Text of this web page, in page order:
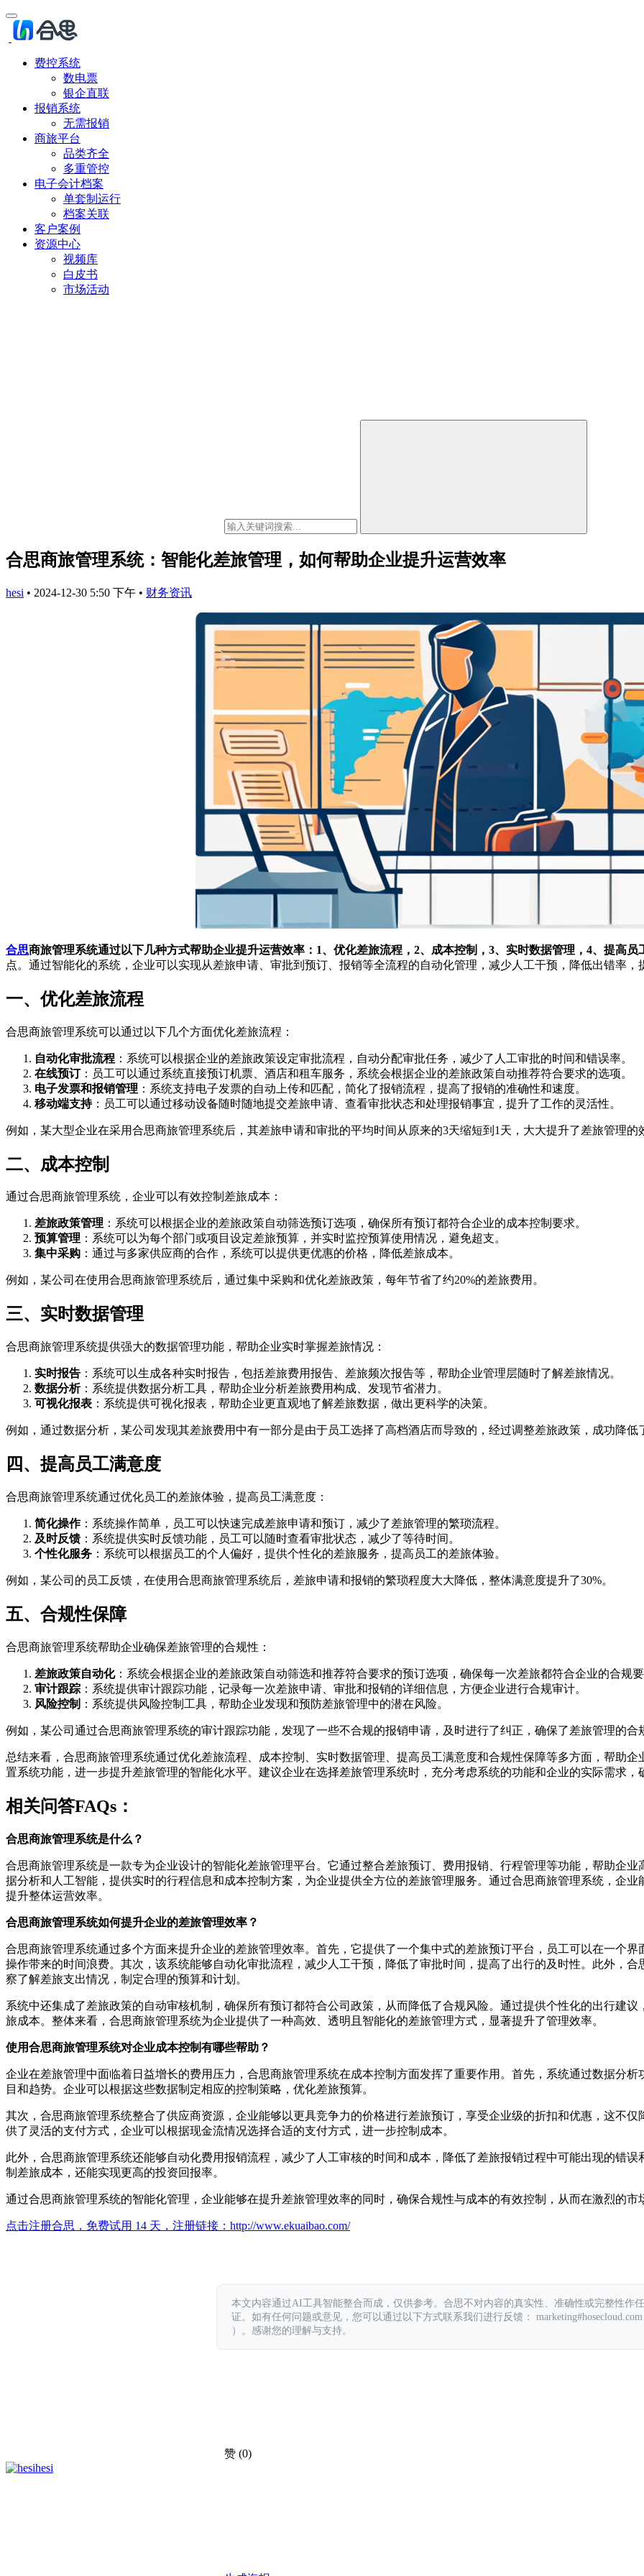
费控系统
数电票
银企直联
报销系统
无需报销
商旅平台
品类齐全
多重管控
电子会计档案
单套制运行
档案关联
客户案例
资源中心
视频库
白皮书
市场活动
合思商旅管理系统：智能化差旅管理，如何帮助企业提升运营效率
hesi • 2024-12-30 5:50 下午 • 财务资讯
合思商旅管理系统通过以下几种方式帮助企业提升运营效率：1、优化差旅流程，2、成本控制，3、实时数据管理，4、提高员
点。通过智能化的系统，企业可以实现从差旅申请、审批到预订、报销等全流程的自动化管理，减少人工干预，降低出错率，
一、优化差旅流程
合思商旅管理系统可以通过以下几个方面优化差旅流程：
自动化审批流程 ：系统可以根据企业的差旅政策设定审批流程，自动分配审批任务，减少了人工审批的时间和错误率。
在线预订：员工可以通过系统直接预订机票、酒店和租车服务，系统会根据企业的差旅政策自动推荐符合要求的选项。
电子发票和报销管理 ：系统支持电子发票的自动上传和匹配，简化了报销流程，提高了报销的准确性和速度。
移动端支持：员工可以通过移动设备随时随地提交差旅申请、查看审批状态和处理报销事宜，提升了工作的灵活性。
例如，某大型企业在采用合思商旅管理系统后，其差旅申请和审批的平均时间从原来的3天缩短到1天，大大提升了差旅管理的
二、成本控制
通过合思商旅管理系统，企业可以有效控制差旅成本：
差旅政策管理 ：系统可以根据企业的差旅政策自动筛选预订选项，确保所有预订都符合企业的成本控制要求。
预算管理 ：系统可以为每个部门或项目设定差旅预算，并实时监控预算使用情况，避免超支。
集中采购 ：通过与多家供应商的合作，系统可以提供更优惠的价格，降低差旅成本。
例如，某公司在使用合思商旅管理系统后，通过集中采购和优化差旅政策，每年节省了约20%的差旅费用。
三、实时数据管理
合思商旅管理系统提供强大的数据管理功能，帮助企业实时掌握差旅情况：
实时报告 ：系统可以生成各种实时报告，包括差旅费用报告、差旅频次报告等，帮助企业管理层随时了解差旅情况。
数据分析：系统提供数据分析工具，帮助企业分析差旅费用构成、发现节省潜力。
可视化报表 ：系统提供可视化报表，帮助企业更直观地了解差旅数据，做出更科学的决策。
例如，通过数据分析，某公司发现其差旅费用中有一部分是由于员工选择了高档酒店而导致的，经过调整差旅政策，成功降低
四、提高员工满意度
合思商旅管理系统通过优化员工的差旅体验，提高员工满意度：
简化操作：系统操作简单，员工可以快速完成差旅申请和预订，减少了差旅管理的繁琐流程。
及时反馈 ：系统提供实时反馈功能，员工可以随时查看审批状态，减少了等待时间。
个性化服务 ：系统可以根据员工的个人偏好，提供个性化的差旅服务，提高员工的差旅体验。
例如，某公司的员工反馈，在使用合思商旅管理系统后，差旅申请和报销的繁琐程度大大降低，整体满意度提升了30%。
五、合规性保障
合思商旅管理系统帮助企业确保差旅管理的合规性：
差旅政策自动化：系统会根据企业的差旅政策自动筛选和推荐符合要求的预订选项，确保每一次差旅都符合企业的合规
审计跟踪 ：系统提供审计跟踪功能，记录每一次差旅申请、审批和报销的详细信息，方便企业进行合规审计。
风险控制 ：系统提供风险控制工具，帮助企业发现和预防差旅管理中的潜在风险。
例如，某公司通过合思商旅管理系统的审计跟踪功能，发现了一些不合规的报销申请，及时进行了纠正，确保了差旅管理的合
总结来看，合思商旅管理系统通过优化差旅流程、成本控制、实时数据管理、提高员工满意度和合规性保障等多方面，帮助
置系统功能，进一步提升差旅管理的智能化水平。建议企业在选择差旅管理系统时，充分考虑系统的功能和企业的实际需求，
相关问答FAQs：
合思商旅管理系统是什么？
合思商旅管理系统是一款专为企业设计的智能化差旅管理平台。它通过整合差旅预订、费用报销、行程管理等功能，帮助企
据分析和人工智能，提供实时的行程信息和成本控制方案，为企业提供全方位的差旅管理服务。通过合思商旅管理系统，企
提升整体运营效率。
合思商旅管理系统如何提升企业的差旅管理效率？
合思商旅管理系统通过多个方面来提升企业的差旅管理效率。首先，它提供了一个集中式的差旅预订平台，员工可以在一个
操作带来的时间浪费。其次，该系统能够自动化审批流程，减少人工干预，降低了审批时间，提高了出行的及时性。此外，
察了解差旅支出情况，制定合理的预算和计划。
系统中还集成了差旅政策的自动审核机制，确保所有预订都符合公司政策，从而降低了合规风险。通过提供个性化的出行建
旅成本。整体来看，合思商旅管理系统为企业提供了一种高效、透明且智能化的差旅管理方式，显著提升了管理效率。
使用合思商旅管理系统对企业成本控制有哪些帮助？
企业在差旅管理中面临着日益增长的费用压力，合思商旅管理系统在成本控制方面发挥了重要作用。首先，系统通过数据分
目和趋势。企业可以根据这些数据制定相应的控制策略，优化差旅预算。
其次，合思商旅管理系统整合了供应商资源，企业能够以更具竞争力的价格进行差旅预订，享受企业级的折扣和优惠，这不
供了灵活的支付方式，企业可以根据现金流情况选择合适的支付方式，进一步控制成本。
此外，合思商旅管理系统还能够自动化费用报销流程，减少了人工审核的时间和成本，降低了差旅报销过程中可能出现的错
制差旅成本，还能实现更高的投资回报率。
通过合思商旅管理系统的智能化管理，企业能够在提升差旅管理效率的同时，确保合规性与成本的有效控制，从而在激烈的市
点击注册合思，免费试用 14 天，注册链接： http://www.ekuaibao.com/
本文内容通过AI工具智能整合而成，仅供参考。合思不对内容的真实性、准确性或完整性作
证。如有任何问题或意见，您可以通过以下方式联系我们进行反馈：
）。感谢您的理解与支持。
赞 (0)
hesi